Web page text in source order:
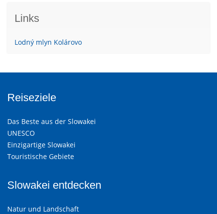
Links
Lodný mlyn Kolárovo
Reiseziele
Das Beste aus der Slowakei
UNESCO
Einzigartige Slowakei
Touristische Gebiete
Slowakei entdecken
Natur und Landschaft